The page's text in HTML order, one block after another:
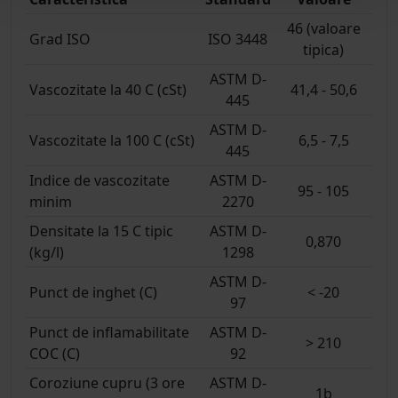
Grad ISO ISO 3448
46 (valoare
tipica)
Vascozitate la 40 C (cSt)
ASTM D-
445
41,4 - 50,6
Vascozitate la 100 C (cSt)
ASTM D-
445
6,5 - 7,5
Indice de vascozitate
minim
ASTM D-
2270
95 - 105
Densitate la 15 C tipic
(kg/l)
ASTM D-
1298
0,870
Punct de inghet (C)
ASTM D-
97
< -20
Punct de inflamabilitate
COC (C)
ASTM D-
92
> 210
Coroziune cupru (3 ore
ASTM D-
1b